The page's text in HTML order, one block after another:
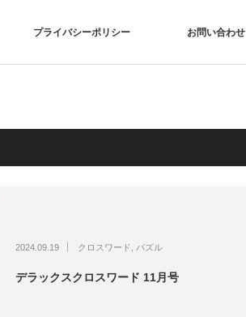
プライバシーポリシー お問い合わせ
2024.09.19 クロスワード パズル
デラックスクロスワード 11月号